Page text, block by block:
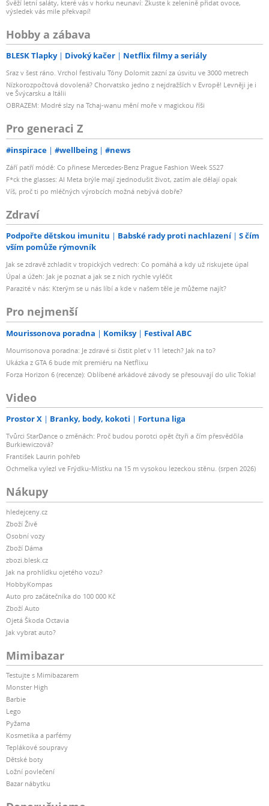
Svěží letní saláty, které vás v horku neunaví: Zkuste k zelenině přidat ovoce,
výsledek vás mile překvapí!
Hobby a zábava
BLESK Tlapky Divoký kačer Netflix filmy a seriály
Sraz v šest ráno. Vrchol festivalu Tóny Dolomit zazní za úsvitu ve 3000 metrech
Nízkorozpočtová dovolená? Chorvatsko jedno z nejdražších v Evropě! Levněji je i
ve Švýcarsku a Itálii
OBRAZEM: Modré slzy na Tchaj-wanu mění moře v magickou říši
Pro generaci Z
#inspirace #wellbeing #news
Září patří módě: Co přinese Mercedes-Benz Prague Fashion Week SS27
F*ck the glasses: AI Meta brýle mají zjednodušit život, zatím ale dělají opak
Víš, proč ti po mléčných výrobcích možná nebývá dobře?
Zdraví
Podpořte dětskou imunitu Babské rady proti nachlazení
S čím
vším pomůže rýmovník
Jak se zdravě zchladit v tropických vedrech: Co pomáhá a kdy už riskujete úpal
Úpal a úžeh: Jak je poznat a jak se z nich rychle vyléčit
Parazité v nás: Kterým se u nás líbí a kde v našem těle je můžeme najít?
Pro nejmenší
Mourissonova poradna Komiksy Festival ABC
Mourrisonova poradna: Je zdravé si čistit pleť v 11 letech? Jak na to?
Ukázka z GTA 6 bude mít premiéru na Netflixu
Forza Horizon 6 (recenze): Oblíbené arkádové závody se přesouvají do ulic Tokia!
Video
Prostor X Branky, body, kokoti Fortuna liga
Tvůrci StarDance o změnách: Proč budou porotci opět čtyři a čím přesvědčila
Burkiewiczová?
František Laurin pohřeb
Ochmelka vylezl ve Frýdku-Místku na 15 m vysokou lezeckou stěnu. (srpen 2026)
Nákupy
hledejceny.cz
Zboží Živě
Osobní vozy
Zboží Dáma
zbozi.blesk.cz
Jak na prohlídku ojetého vozu?
HobbyKompas
Auto pro začátečníka do 100 000 Kč
Zboží Auto
Ojetá Škoda Octavia
Jak vybrat auto?
Mimibazar
Testujte s Mimibazarem
Monster High
Barbie
Lego
Pyžama
Kosmetika a parfémy
Teplákové soupravy
Dětské boty
Ložní povlečení
Bazar nábytku